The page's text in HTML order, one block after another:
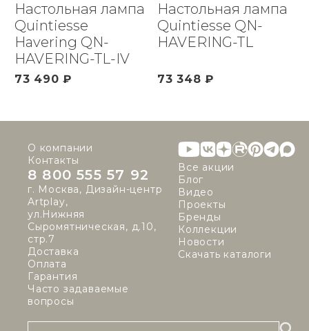
Настольная лампа
Quintiesse
Havering QN-
HAVERING-TL-IV
73 490 ₽
Настольная лампа
Quintiesse QN-
HAVERING-TL
73 348 ₽
О компании
Контакты
8 800 555 57 92
г. Москва, Дизайн-центр
Artplay,
ул.Нижняя
Сыромятническая, д.10,
стр.7
Доставка
Оплата
Гарантия
Часто задаваемые
вопросы
Все акции
Блог
Видео
Проекты
Бренды
Коллекции
Новости
Скачать каталоги